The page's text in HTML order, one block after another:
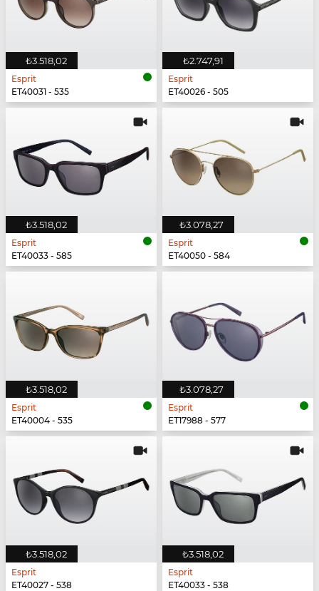
₺3.518,02
Esprit
ET40031 - 535
₺2.747,91
Esprit
ET40026 - 505
₺3.518,02
Esprit
ET40033 - 585
₺3.078,27
Esprit
ET40050 - 584
₺3.518,02
Esprit
ET40004 - 535
₺3.078,27
Esprit
ET17988 - 577
₺3.518,02
Esprit
ET40027 - 538
₺3.518,02
Esprit
ET40033 - 538